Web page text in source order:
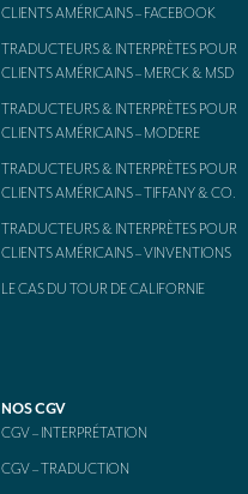
CLIENTS AMÉRICAINS – FACEBOOK
TRADUCTEURS & INTERPRÈTES POUR
CLIENTS AMÉRICAINS – MERCK & MSD
TRADUCTEURS & INTERPRÈTES POUR
CLIENTS AMÉRICAINS – MODERE
TRADUCTEURS & INTERPRÈTES POUR
CLIENTS AMÉRICAINS – TIFFANY & CO.
TRADUCTEURS & INTERPRÈTES POUR
CLIENTS AMÉRICAINS – VINVENTIONS
LE CAS DU TOUR DE CALIFORNIE
NOS CGV
CGV – INTERPRÉTATION
CGV – TRADUCTION